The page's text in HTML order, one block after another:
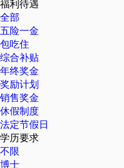
福利待遇
全部
五险一金
包吃住
综合补贴
年终奖金
奖励计划
销售奖金
休假制度
法定节假日
学历要求
不限
博士